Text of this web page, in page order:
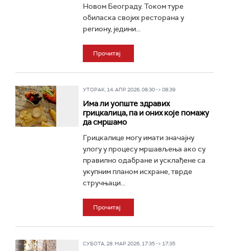
Новом Београду. Током туре
обиласка својих ресторана у
региону, једини...
Прочитај
УТОРАК, 14. АПР 2026, 08:30 -> 08:39
Има ли уопште здравих
грицкалица, па и оних које помажу
да смршамо
Грицкалице могу имати значајну
улогу у процесу мршављења ако су
правилно одабране и усклађене са
укупним планом исхране, тврде
стручњаци...
Прочитај
СУБОТА, 28. МАР 2026, 17:35 -> 17:35